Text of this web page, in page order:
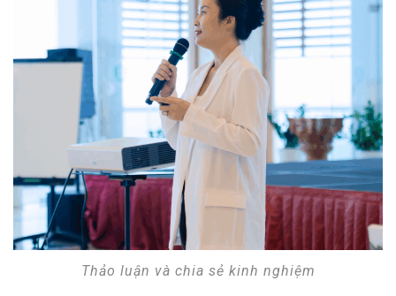
Thảo luận và chia sẻ kinh nghiệm